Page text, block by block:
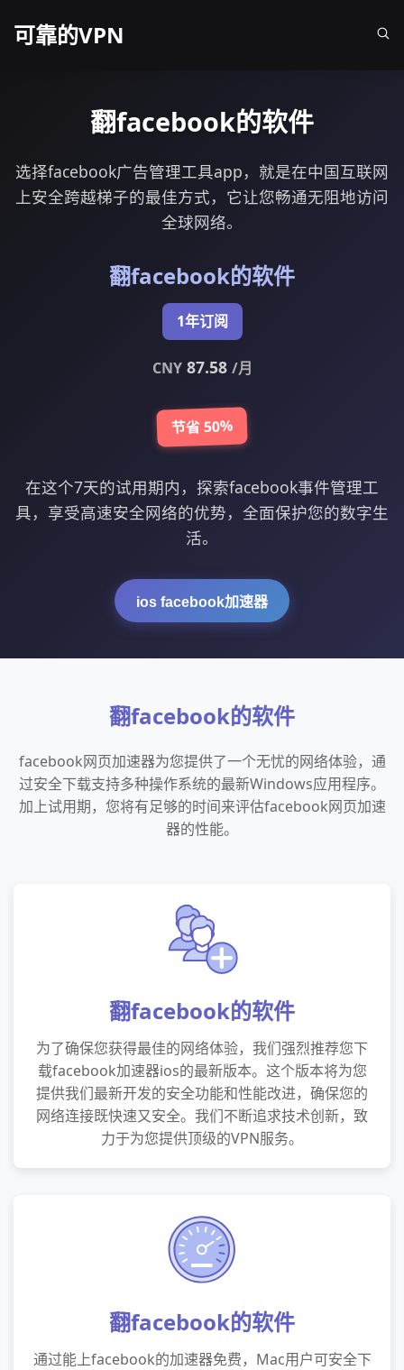
可靠的VPN
翻facebook的软件
选择facebook广告管理工具app，就是在中国互联网
上安全跨越梯子的最佳方式，它让您畅通无阻地访问
全球网络。
翻facebook的软件
1年订阅
CNY87.58 /月
节省 50%
在这个7天的试用期内，探索facebook事件管理工
具，享受高速安全网络的优势，全面保护您的数字生
活。
ios facebook加速器
翻facebook的软件
facebook网页加速器为您提供了一个无忧的网络体验，通
过安全下载支持多种操作系统的最新Windows应用程序。
加上试用期，您将有足够的时间来评估facebook网页加速
器的性能。
翻facebook的软件
为了确保您获得最佳的网络体验，我们强烈推荐您下
载facebook加速器ios的最新版本。这个版本将为您
提供我们最新开发的安全功能和性能改进，确保您的
网络连接既快速又安全。我们不断追求技术创新，致
力于为您提供顶级的VPN服务。
翻facebook的软件
通过能上facebook的加速器免费，Mac用户可安全下